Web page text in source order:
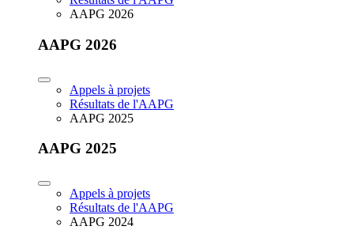
AAPG 2026
AAPG 2026
Appels à projets
Résultats de l'AAPG
AAPG 2025
AAPG 2025
Appels à projets
Résultats de l'AAPG
AAPG 2024